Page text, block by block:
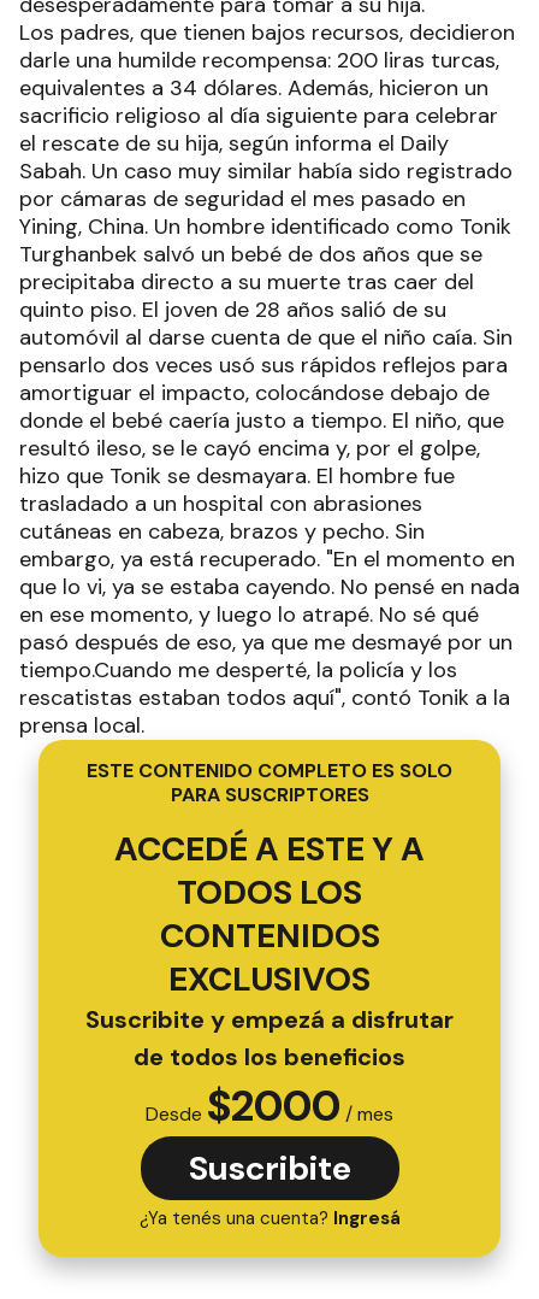
Los padres, que tienen bajos recursos, decidieron
darle una humilde recompensa: 200 liras turcas,
equivalentes a 34 dólares. Además, hicieron un
sacrificio religioso al día siguiente para celebrar
el rescate de su hija, según informa el Daily
Sabah. Un caso muy similar había sido registrado
por cámaras de seguridad el mes pasado en
Yining, China. Un hombre identificado como Tonik
Turghanbek salvó un bebé de dos años que se
precipitaba directo a su muerte tras caer del
quinto piso. El joven de 28 años salió de su
automóvil al darse cuenta de que el niño caía. Sin
pensarlo dos veces usó sus rápidos reflejos para
amortiguar el impacto, colocándose debajo de
donde el bebé caería justo a tiempo. El niño, que
resultó ileso, se le cayó encima y, por el golpe,
hizo que Tonik se desmayara. El hombre fue
trasladado a un hospital con abrasiones
cutáneas en cabeza, brazos y pecho. Sin
embargo, ya está recuperado. "En el momento en
que lo vi, ya se estaba cayendo. No pensé en nada
en ese momento, y luego lo atrapé. No sé qué
pasó después de eso, ya que me desmayé por un
tiempo.Cuando me desperté, la policía y los
rescatistas estaban todos aquí", contó Tonik a la
prensa local.
ESTE CONTENIDO COMPLETO ES SOLO
PARA SUSCRIPTORES
ACCEDÉ A ESTE Y A
TODOS LOS
CONTENIDOS
EXCLUSIVOS
Suscribite y empezá a disfrutar
de todos los beneficios
Desde $2000 / mes
Suscribite
¿Ya tenés una cuenta? Ingresá